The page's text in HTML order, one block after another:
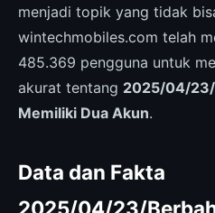
menjadi topik yang tidak
wintechmobiles.com telah
485.369 pengguna untuk
akurat tentang 2025/04/23/
Memiliki Dua Akun.
Data dan Fakta
2025/04/23/